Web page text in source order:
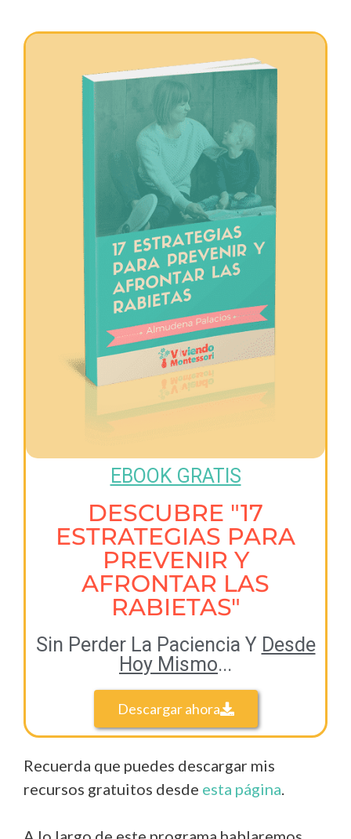
EBOOK GRATIS
DESCUBRE "17
ESTRATEGIAS PARA
PREVENIR Y
AFRONTAR LAS
RABIETAS"
Sin Perder La Paciencia Y Desde
Hoy Mismo...
Descargar ahora
Recuerda que puedes descargar mis
recursos gratuitos desde esta página.